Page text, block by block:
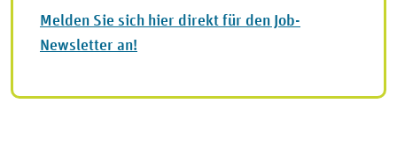
Melden Sie sich hier direkt für den Job-
Newsletter an!